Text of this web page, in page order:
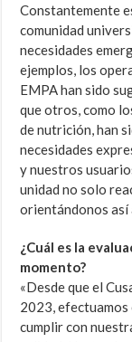
Constantemente
comunidad
necesidades
ejemplos, los
EMPA han sido
que otros, como
de nutrición, han
necesidades
y nuestros
unidad no solo
orientándonos
¿Cuál es la
momento?
«Desde que el
2023,
cumplir con